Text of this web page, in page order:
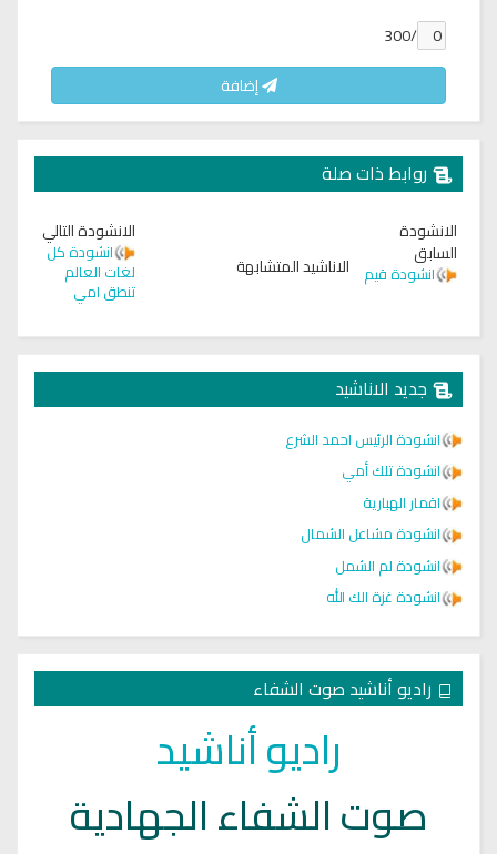
/300
إضافة
روابط ذات صلة
الانشودة
السابق
انشودة قيم الاناشيد المتشابهة
الانشودة التالي
انشودة كل
لغات العالم
تنطق امي
جديد الاناشيد
انشودة الرئيس احمد الشرع
انشودة تلك أمي
اقمار الهبارية
انشودة مشاعل الشمال
انشودة لم الشمل
انشودة غزة الك الله
راديو أناشيد صوت الشفاء
راديو أناشيد
صوت الشفاء الجهادية